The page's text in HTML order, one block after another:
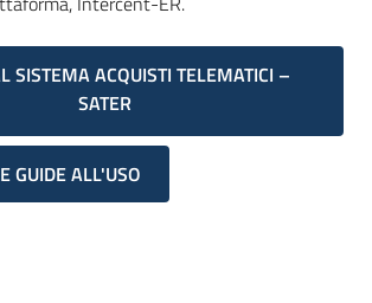
SISTEMA ACQUISTI TELEMATICI –
SATER
GUIDE ALL'USO